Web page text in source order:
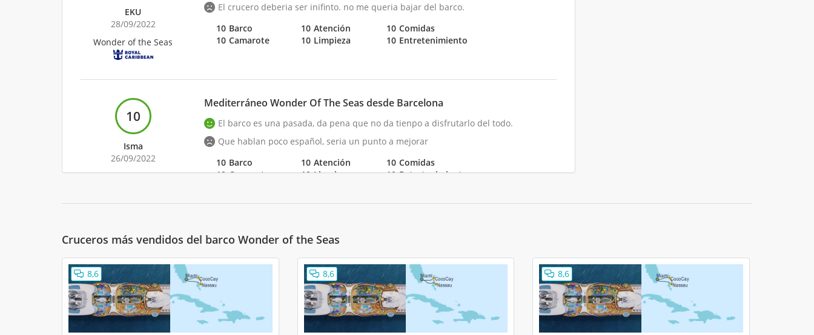
EKU
28/09/2022
Wonder of the Seas
El crucero deberia ser inifinto. no me queria bajar del barco.
10 Barco
10 Camarote
10 Atención
10 Limpieza
10 Comidas
10 Entretenimiento
10
Isma
26/09/2022
Wonder of the Seas
Mediterráneo Wonder Of The Seas desde Barcelona
El barco es una pasada, da pena que no da tienpo a disfrutarlo del todo.
Que hablan poco español, seria un punto a mejorar
10 Barco
10 Camarote
10 Atención
10 Limpieza
10 Comidas
10 Entretenimiento
JOSE
12/09/2022
Wonder of the Seas
Mediterráneo Wonder Of The Seas desde Barcelona
Lo que mas me ha gustado es el entretenimiento y espectáculos del barco.
El precio de las bebidas y las comidas.
8 Camarote
10 Atención
10 Limpieza
6 Comidas
10 Entretenimiento
Cruceros más vendidos del barco Wonder of the Seas
8,6 8,6 8,6